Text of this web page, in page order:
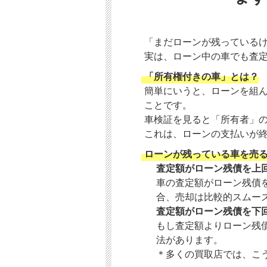
「まだローンが残っている
実は、ローン中の車でも査
「所有権付きの車」とは？
簡単にいうと、ローンを組
ことです。
車検証を見ると「所有者」
これは、ローンの支払いが
ローンが残っている車を売
査定額がローン残債を上
車の査定額がローン残債
合、売却は比較的スムー
査定額がローン残債を下
もし査定額よりローン残
法があります。
＊多くの買取店では、